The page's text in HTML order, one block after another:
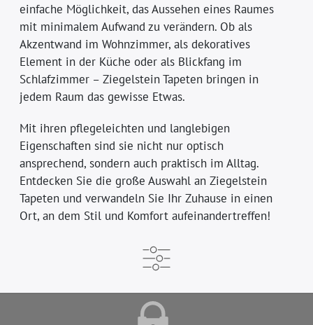
einfache Möglichkeit, das Aussehen eines Raumes
mit minimalem Aufwand zu verändern. Ob als
Akzentwand im Wohnzimmer, als dekoratives
Element in der Küche oder als Blickfang im
Schlafzimmer – Ziegelstein Tapeten bringen in
jedem Raum das gewisse Etwas.
Mit ihren pflegeleichten und langlebigen
Eigenschaften sind sie nicht nur optisch
ansprechend, sondern auch praktisch im Alltag.
Entdecken Sie die große Auswahl an Ziegelstein
Tapeten und verwandeln Sie Ihr Zuhause in einen
Ort, an dem Stil und Komfort aufeinandertreffen!